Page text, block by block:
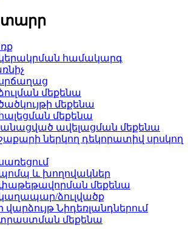
կերակրման համակարգ
մեքենա
մեքենա
մեքենա
ավելացման մեքենա
ներկող դեկորատիվ սրսկող
և խողովակներ
փաթեթավորման մեքենա
ձուլվածք
վարձույթ Նիդեռլանդներում
մեքենա